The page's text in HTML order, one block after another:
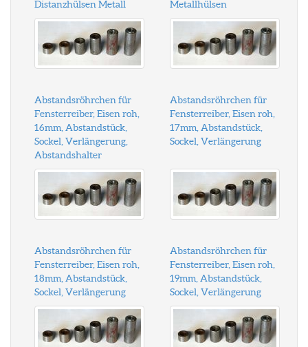
Distanzhülsen Metall Metallhülsen
Abstandsröhrchen für
Fensterreiber, Eisen roh,
16mm, Abstandstück,
Sockel, Verlängerung,
Abstandshalter
Abstandsröhrchen für
Fensterreiber, Eisen roh,
17mm, Abstandstück,
Sockel, Verlängerung
Abstandsröhrchen für
Fensterreiber, Eisen roh,
18mm, Abstandstück,
Sockel, Verlängerung
Abstandsröhrchen für
Fensterreiber, Eisen roh,
19mm, Abstandstück,
Sockel, Verlängerung